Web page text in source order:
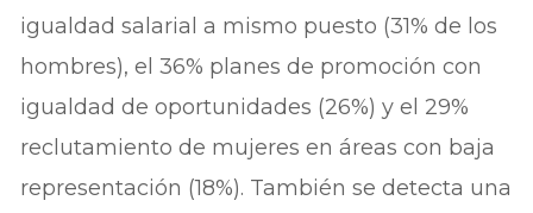
igualdad salarial a mismo puesto (31% de los
hombres), el 36% planes de promoción con
igualdad de oportunidades (26%) y el 29%
reclutamiento de mujeres en áreas con baja
representación (18%). También se detecta una